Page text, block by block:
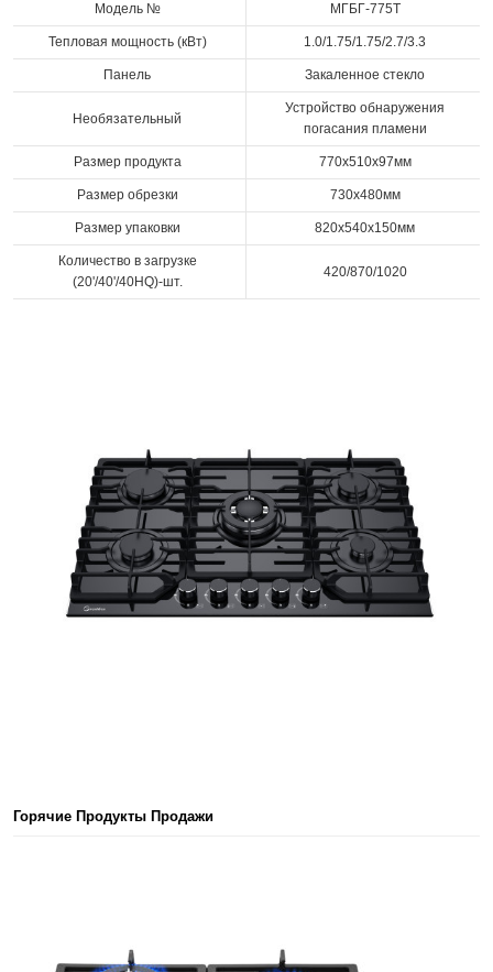
Модель № МГБГ-775Т
Тепловая мощность (кВт) 1.0/1.75/1.75/2.7/3.3
Панель Закаленное стекло
Необязательный
Устройство обнаружения
погасания пламени
Размер продукта 770x510x97мм
Размер обрезки 730x480мм
Размер упаковки 820x540x150мм
Количество в загрузке
(20'/40'/40HQ)-шт.
420/870/1020
Горячие Продукты Продажи